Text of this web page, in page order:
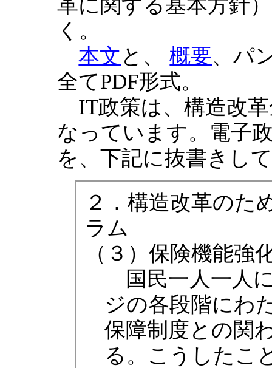
革に関する基本方針
く。
本文 と、概要、パ
全てPDF形式。
IT政策は、構造改
なっています。電子
を、下記に抜書きし
２．構造改革のた
ラム
（３）保険機能強
国民一人一人
ジの各段階にわ
保障制度との関
る。こうしたこ